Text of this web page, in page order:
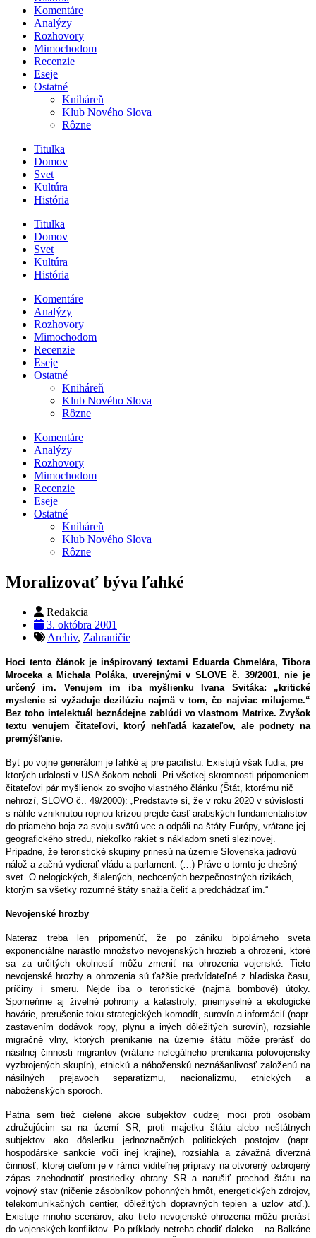
Komentáre
Analýzy
Rozhovory
Mimochodom
Recenzie
Eseje
Ostatné
Kniháreň
Klub Nového Slova
Rôzne
Titulka
Domov
Svet
Kultúra
História
Titulka
Domov
Svet
Kultúra
História
Komentáre
Analýzy
Rozhovory
Mimochodom
Recenzie
Eseje
Ostatné
Kniháreň
Klub Nového Slova
Rôzne
Komentáre
Analýzy
Rozhovory
Mimochodom
Recenzie
Eseje
Ostatné
Kniháreň
Klub Nového Slova
Rôzne
Moralizovať býva ľahké
Redakcia
3. októbra 2001
Archiv, Zahraničie
Hoci tento článok je inšpirovaný textami Eduarda Chmelára, Tibora
Mroceka a Michala Poláka, uverejnými v SLOVE č. 39/2001, nie je
určený im. Venujem im iba myšlienku Ivana Svitáka: „kritické
myslenie si vyžaduje dezilúziu najmä v tom, čo najviac milujeme.“
Bez toho intelektuál beznádejne zablúdi vo vlastnom Matrixe. Zvyšok
textu venujem čitateľovi, ktorý nehľadá kazateľov, ale podnety na
premýšľanie.
Byť po vojne generálom je ľahké aj pre pacifistu. Existujú však ľudia, pre
ktorých udalosti v USA šokom neboli. Pri všetkej skromnosti pripomeniem
čitateľovi pár myšlienok zo svojho vlastného článku (Štát, ktorému nič
nehrozí, SLOVO č.. 49/2000): „Predstavte si, že v roku 2020 v súvislosti
s náhle vzniknutou ropnou krízou prejde časť arabských fundamentalistov
do priameho boja za svoju svätú vec a odpáli na štáty Európy, vrátane jej
geografického stredu, niekoľko rakiet s nákladom sneti slezinovej.
Prípadne, že teroristické skupiny prinesú na územie Slovenska jadrovú
nálož a začnú vydierať vládu a parlament. (…) Práve o tomto je dnešný
svet. O nelogických, šialených, nechcených bezpečnostných rizikách,
ktorým sa všetky rozumné štáty snažia čeliť a predchádzať im.“
Nevojenské hrozby
Nateraz treba len pripomenúť, že po zániku bipolárneho sveta
exponenciálne narástlo množstvo nevojenských hrozieb a ohrození, ktoré
sa za určitých okolností môžu zmeniť na ohrozenia vojenské. Tieto
nevojenské hrozby a ohrozenia sú ťažšie predvídateľné z hľadiska času,
príčiny i smeru. Nejde iba o teroristické (najmä bombové) útoky.
Spomeňme aj živelné pohromy a katastrofy, priemyselné a ekologické
havárie, prerušenie toku strategických komodít, surovín a informácií (napr.
zastavením dodávok ropy, plynu a iných dôležitých surovín), rozsiahle
migračné vlny, ktorých prenikanie na územie štátu môže prerásť do
násilnej činnosti migrantov (vrátane nelegálneho prenikania polovojensky
vyzbrojených skupín), etnickú a náboženskú neznášanlivosť založenú na
násilných prejavoch separatizmu, nacionalizmu, etnických a
náboženských sporoch.
Patria sem tiež cielené akcie subjektov cudzej moci proti osobám
združujúcim sa na území SR, proti majetku štátu alebo neštátnych
subjektov ako dôsledku jednoznačných politických postojov (napr.
hospodárske sankcie voči inej krajine), rozsiahla a závažná diverzná
činnosť, ktorej cieľom je v rámci viditeľnej prípravy na otvorený ozbrojený
zápas znehodnotiť prostriedky obrany SR a narušiť prechod štátu na
vojnový stav (ničenie zásobníkov pohonných hmôt, energetických zdrojov,
telekomunikačných centier, dôležitých dopravných tepien a uzlov atď.).
Existuje mnoho scenárov, ako tieto nevojenské ohrozenia môžu prerásť
do vojenských konfliktov. Po príklady netreba chodiť ďaleko – na Balkáne